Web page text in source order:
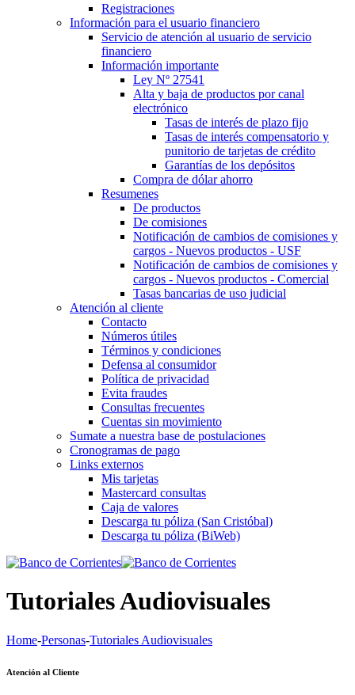
Registraciones
Información para el usuario financiero
Servicio de atención al usuario de servicio
financiero
Información importante
Ley Nº 27541
Alta y baja de productos por canal
electrónico
Tasas de interés de plazo fijo
Tasas de interés compensatorio y
punitorio de tarjetas de crédito
Garantías de los depósitos
Compra de dólar ahorro
Resumenes
De productos
De comisiones
Notificación de cambios de comisiones y
cargos - Nuevos productos - USF
Notificación de cambios de comisiones y
cargos - Nuevos productos - Comercial
Tasas bancarias de uso judicial
Atención al cliente
Contacto
Números útiles
Términos y condiciones
Defensa al consumidor
Política de privacidad
Evita fraudes
Consultas frecuentes
Cuentas sin movimiento
Sumate a nuestra base de postulaciones
Cronogramas de pago
Links externos
Mis tarjetas
Mastercard consultas
Caja de valores
Descarga tu póliza (San Cristóbal)
Descarga tu póliza (BiWeb)
Tutoriales Audiovisuales
Home-Personas-Tutoriales Audiovisuales
Atención al Cliente